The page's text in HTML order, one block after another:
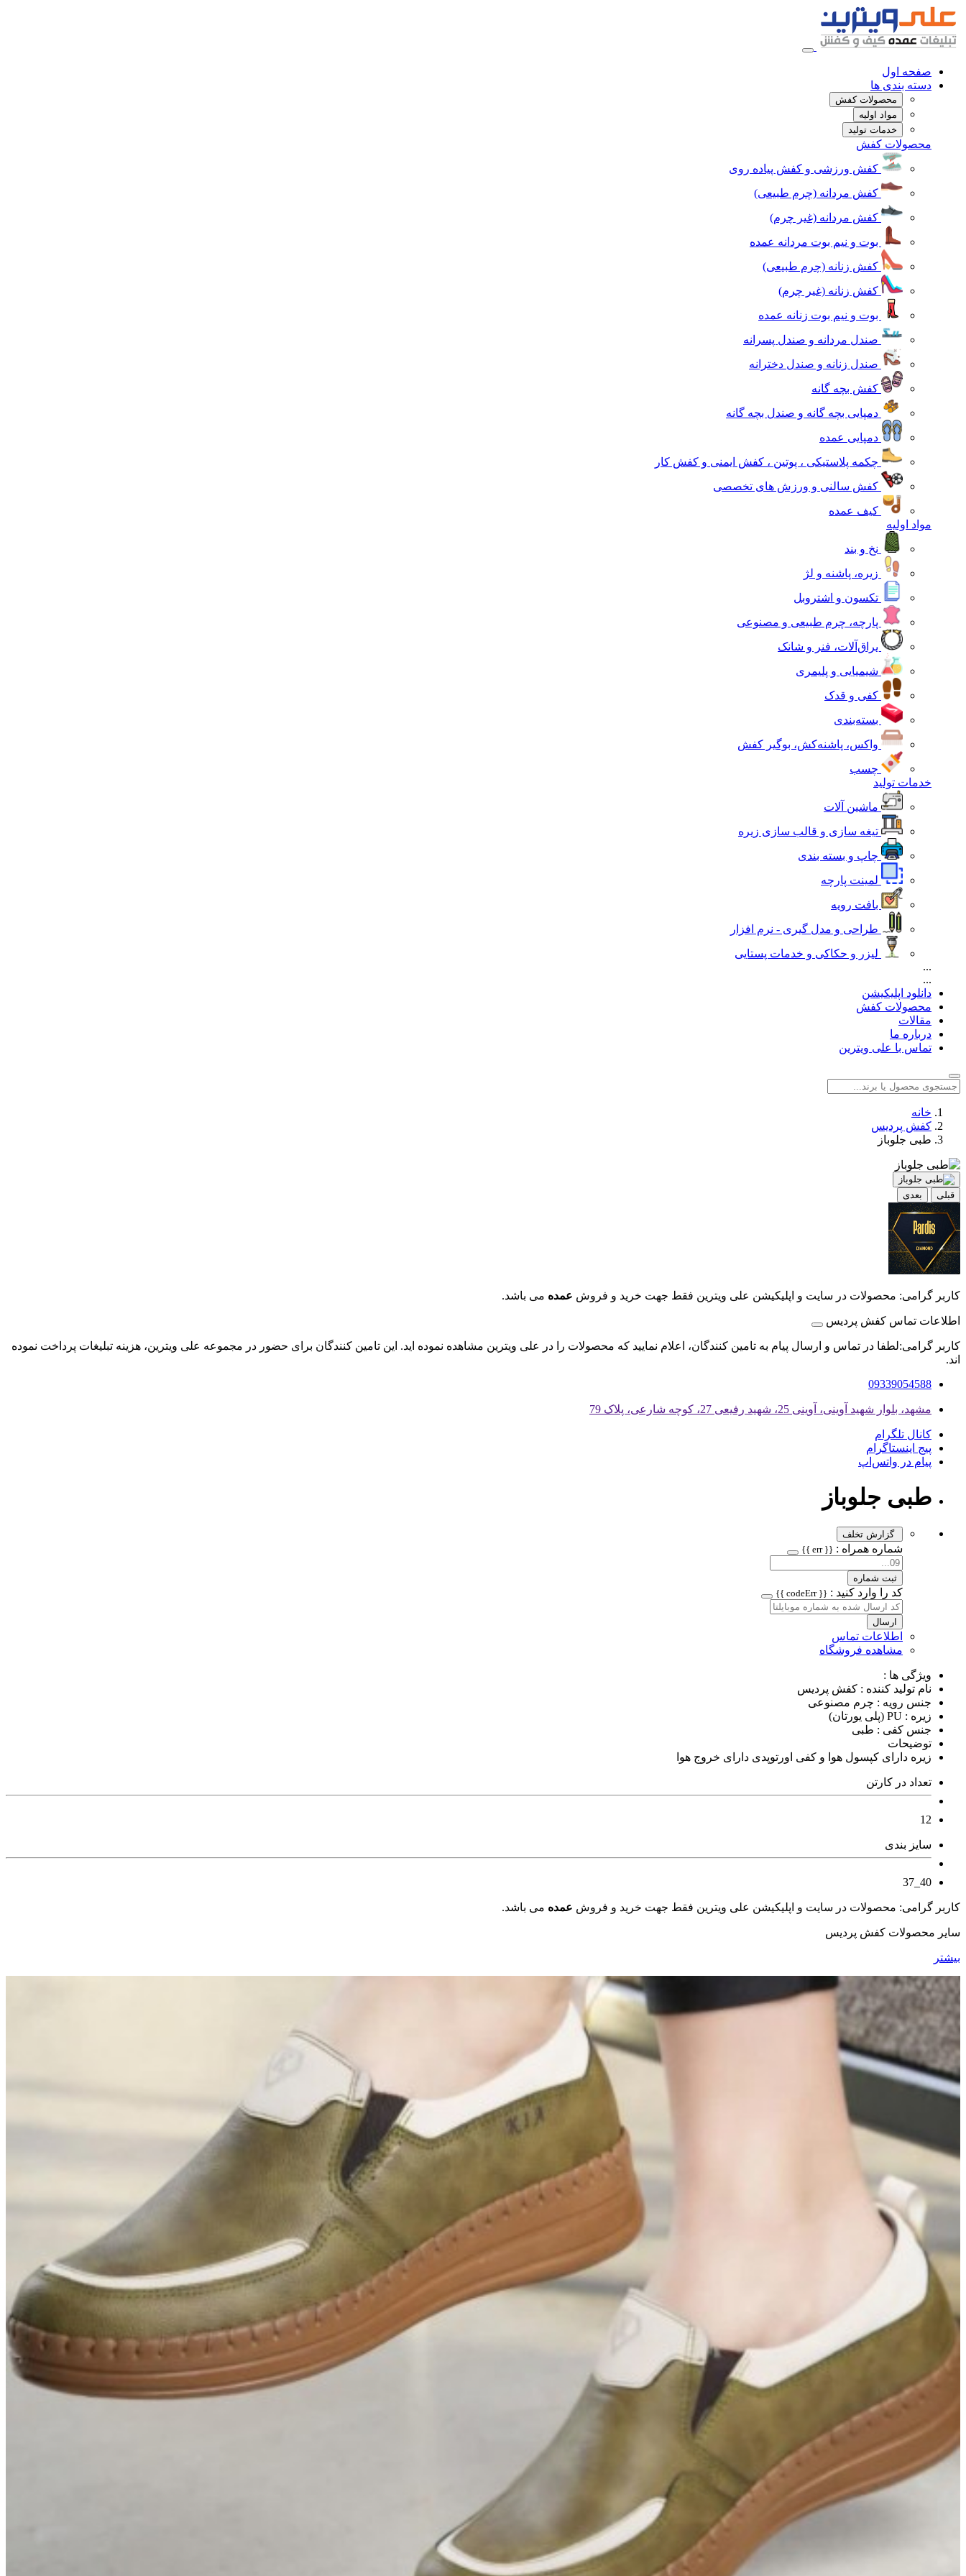
صفحه اول
دسته بندی ها
محصولات کفش
مواد اولیه
خدمات تولید
محصولات کفش
کفش ورزشی و کفش پیاده روی
کفش مردانه (چرم طبیعی)
کفش مردانه (غیر چرم)
بوت و نیم بوت مردانه عمده
کفش زنانه (چرم طبیعی)
کفش زنانه (غیر چرم)
بوت و نیم بوت زنانه عمده
صندل مردانه و صندل پسرانه
صندل زنانه و صندل دخترانه
کفش بچه گانه
دمپایی بچه گانه و صندل بچه گانه
دمپایی عمده
چکمه پلاستیکی ، پوتین ، کفش ایمنی و کفش کار
کفش سالنی و ورزش های تخصصی
کیف عمده
مواد اولیه
نخ و بند
زیره، پاشنه و لژ
تکسون و اشتروبل
پارچه، چرم طبیعی و مصنوعی
یراق‌آلات، فنر و شانک
شیمیایی و پلیمری
کفی و قدک
بسته‌بندی
واکس، پاشنه‌کش، بوگیر کفش
چسب
خدمات تولید
ماشین آلات
تیغه سازی و قالب سازی زیره
چاپ و بسته بندی
لمینت پارچه
بافت رویه
طراحی و مدل گیری - نرم افزار
لیزر و حکاکی و خدمات پستایی
...
...
دانلود اپلیکیشن
محصولات کفش
مقالات
درباره ما
تماس با علی ویترین
خانه
کفش پردیس
طبی جلوباز
قبلی بعدی
کاربر گرامی: محصولات در سایت و اپلیکیشن علی ویترین فقط جهت خرید و فروش عمده می باشد.
اطلاعات تماس کفش پردیس
کاربر گرامی:لطفا در تماس و ارسال پیام به تامین کنندگان، اعلام نمایید که محصولات را در علی ویترین مشاهده نموده اید. این تامین کنندگان برای حضور در مجموعه علی ویترین، هزینه تبلیغات پرداخت نموده
اند.
09339054588
مشهد، بلوار شهید آوینی، آوینی 25، شهید رفیعی 27، کوچه شارعی، پلاک 79
کانال تلگرام
پیج اینستاگرام
پیام در واتس‌اپ
طبی جلوباز
گزارش تخلف
شماره همراه : {{ err }}
ثبت شماره
کد را وارد کنید : {{ codeErr }}
ارسال
اطلاعات تماس
مشاهده فروشگاه
ویژگی ها :
نام تولید کننده : کفش پردیس
جنس رویه : چرم مصنوعی
زیره : PU (پلی یورتان)
جنس کفی : طبی
توضیحات
زیره دارای کپسول هوا و کفی اورتوپدی دارای خروج هوا
تعداد در کارتن
12
سایز بندی
40_37
کاربر گرامی: محصولات در سایت و اپلیکیشن علی ویترین فقط جهت خرید و فروش عمده می باشد.
سایر محصولات کفش پردیس
بیشتر